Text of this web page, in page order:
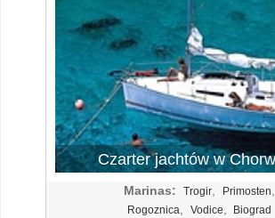
Czarter jachtów w
Marinas: Trogir, Primosten,
Rogoznica, Vodice, Biograd